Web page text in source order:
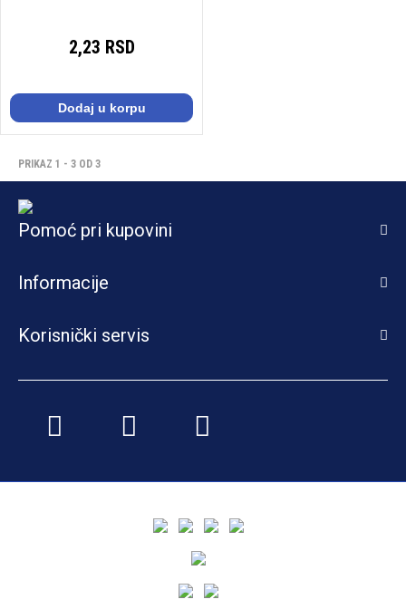
2,23 RSD
Dodaj u korpu
PRIKAZ 1 - 3 OD 3
Pomoć pri kupovini
Informacije
Korisnički servis